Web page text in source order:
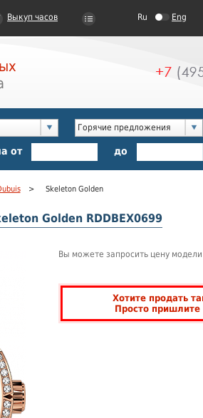
Выкуп часов Ru Eng
Горячие предложения
от
до
> Skeleton Golden
Golden RDDBEX0699
Вы можете запросить цену модели
Хотите продать
Просто